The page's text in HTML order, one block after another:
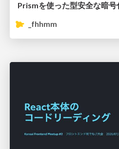
Prismを使った型安全な暗号
_fhhmm